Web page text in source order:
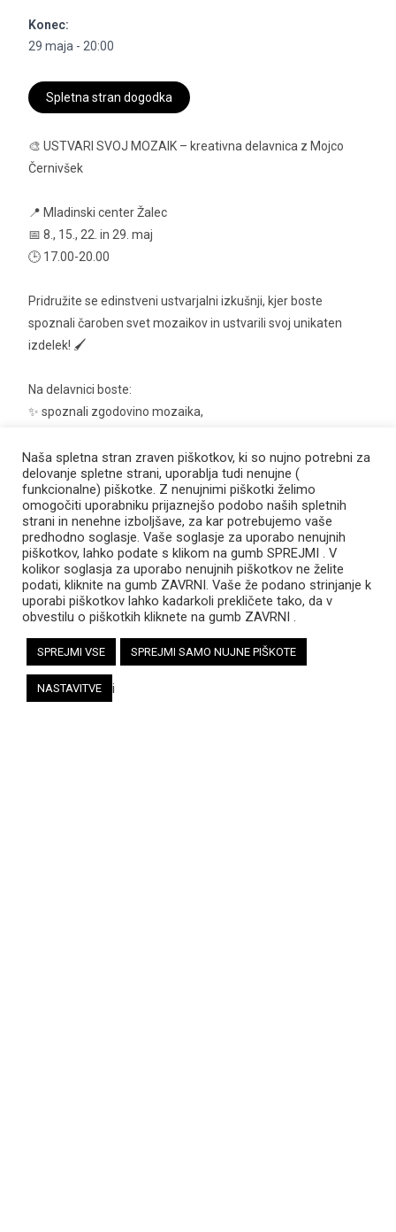
Konec:
29 maja - 20:00
Spletna stran dogodka
🎨 USTVARI SVOJ MOZAIK – kreativna delavnica z Mojco
Černivšek
📍 Mladinski center Žalec
📅 8., 15., 22. in 29. maj
🕒 17.00-20.00
Pridružite se edinstveni ustvarjalni izkušnji, kjer boste
spoznali čaroben svet mozaikov in ustvarili svoj unikaten
izdelek! 🖌️
Na delavnici boste:
✨ spoznali zgodovino mozaika,
✨ rokovali s specialnimi kleščami, pinceto,
✨ spoznali postopek fugiranja in zaključevanja izdelka.
V vseh štirih terminih boste ustvarili svoj servirni pladenj,
zato se ob prijavi zavezujete, da boste obiskali vse 4 termine.
Delavnico bo vodila Marija Černivšek, ki že več kot 5 let
ustvarja z mozaiki in svoje bogate izkušnje z navdušenjem
unikatne kotičke po Sloveniji. 🇸🇮
🔹 Delavnica je primerna za začetnike in ljubitelje umetnosti.
Naša spletna stran zraven piškotkov, ki so nujno potrebni za
delovanje spletne strani, uporablja tudi nenujne (
funkcionalne) piškotke. Z nenujnimi piškotki želimo
omogočiti uporabniku prijaznejšo podobo naših spletnih
strani in nenehne izboljšave, za kar potrebujemo vaše
predhodno soglasje. Vaše soglasje za uporabo nenujnih
piškotkov, lahko podate s klikom na gumb SPREJMI . V
kolikor soglasja za uporabo nenujnih piškotkov ne želite
podati, kliknite na gumb ZAVRNI. Vaše že podano strinjanje k
uporabi piškotkov lahko kadarkoli prekličete tako, da v
obvestilu o piškotkih kliknete na gumb ZAVRNI .
SPREJMI VSE SPREJMI SAMO NUJNE PIŠKOTE
NASTAVITVE i